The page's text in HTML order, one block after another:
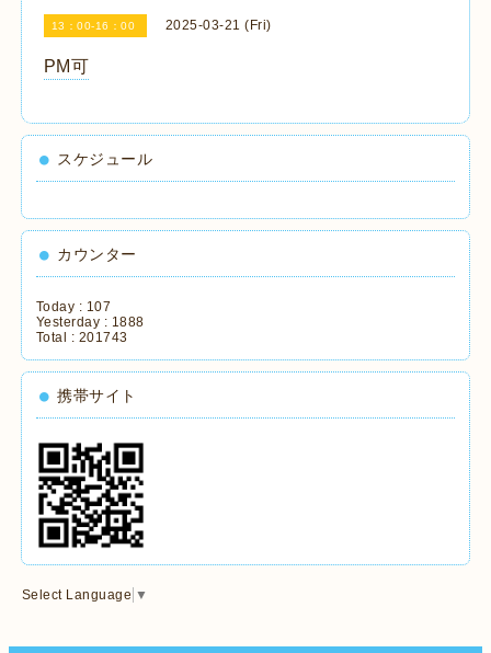
13：00-16：00 2025-03-21 (Fri)
PM可
スケジュール
カウンター
Today : 107
Yesterday : 1888
Total : 201743
携帯サイト
Select Language ▼